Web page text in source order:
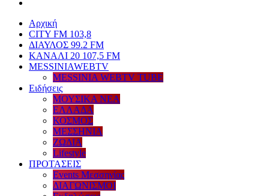
Αρχική
CITY FM 103,8
ΔΙΑΥΛΟΣ 99.2 FM
ΚΑΝΑΛΙ 20 107,5 FM
MESSINIAWEBTV
MESSINIA WEBTV TUBE
Eιδήσεις
ΜΟΥΣΙΚΑ ΝΕΑ
ΕΛΛΑΔΑ
ΚΟΣΜΟΣ
ΜΕΣΣΗΝΙΑ
ΖΩΔΙΑ
Lifestyle
ΠΡΟΤΑΣΕΙΣ
Events Μεσσηνίας
ΔΙΑΓΩΝΙΣΜΟΙ